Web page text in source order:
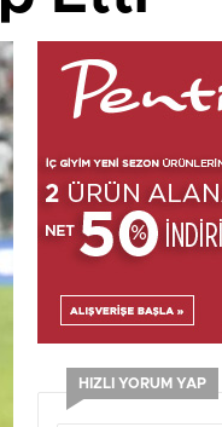
HIZLI YORUM YAP